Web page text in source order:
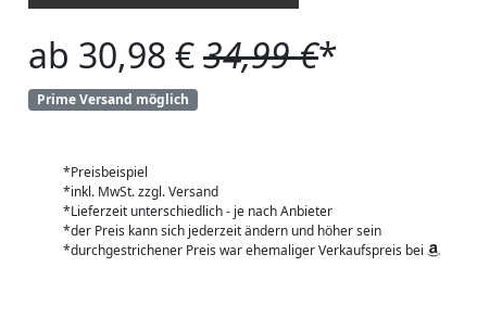
ab 30,98 €34,99 €*
Prime Versand möglich
*Preisbeispiel
*inkl. MwSt. zzgl. Versand
*Lieferzeit unterschiedlich - je nach Anbieter
*der Preis kann sich jederzeit ändern und höher sein
*durchgestrichener Preis war ehemaliger Verkaufspreis bei